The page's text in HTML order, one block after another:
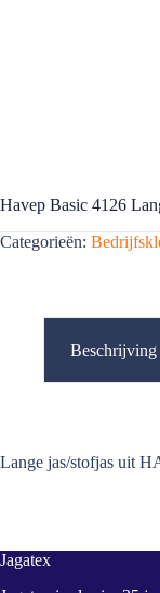
Havep Basic 4126
Categorieën:
Beschrijving
Lange jas/stofjas uit
Jagatex